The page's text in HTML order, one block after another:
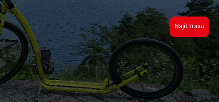
Najít trasu